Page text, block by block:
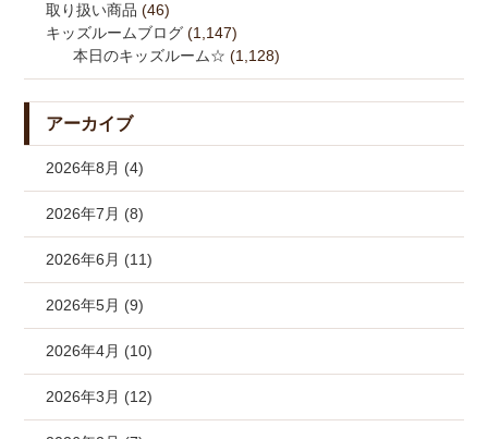
取り扱い商品 (46)
キッズルームブログ (1,147)
本日のキッズルーム☆ (1,128)
アーカイブ
2026年8月 (4)
2026年7月 (8)
2026年6月 (11)
2026年5月 (9)
2026年4月 (10)
2026年3月 (12)